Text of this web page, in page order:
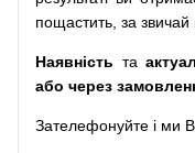
пощастить, за
Наявність та
або через
Зателефонуйте і ми